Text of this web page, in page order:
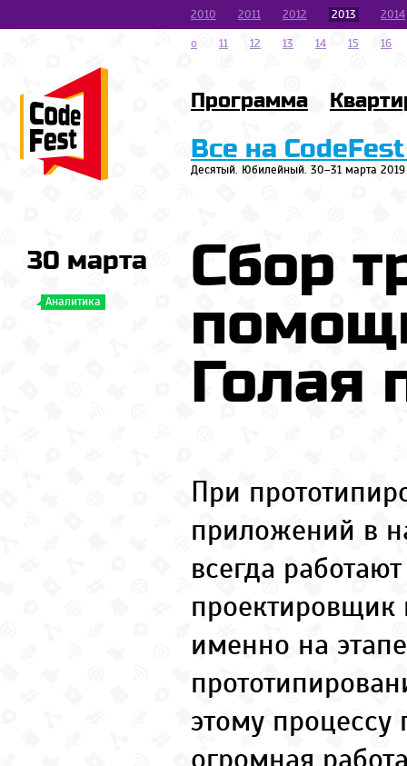
2010 2011 2012 2013
2014
o
11 12 13 14 15 16
Программа
Все на
Десятый. Юбилейный. 30–31 марта 2019
30 марта
Аналитика
Сбор
Голая
При
приложений в
всегда
проектировщик
именно на этапе
этому процессу